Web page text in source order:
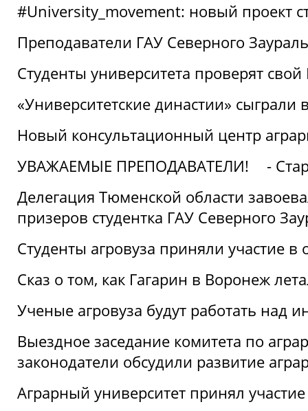
#University_movement: новый проект
Преподаватели ГАУ Северного
Студенты университета проверят свой
«Университетские династии»
Новый консультационный центр
УВАЖАЕМЫЕ ПРЕПОДАВАТЕЛИ!
-
Делегация Тюменской области
призеров студентка ГАУ Северного
Студенты агровуза приняли участие в
Сказ о том, как Гагарин в Воронеж
Ученые агровуза будут работать над
Выездное заседание комитета по
законодатели обсудили развитие
Аграрный университет принял